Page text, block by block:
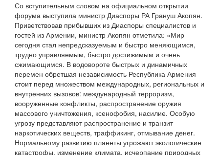
Со вступительным словом на официальном открытии
форума выступила министр Диаспоры РА Грануш Акопян.
Приветствовав прибывших из Диаспоры специалистов и
гостей из Армении, министр Акопян отметила: «Мир
сегодня стал непредсказуемым и быстро меняющимся,
трудно управляемым, быстро достижимым и очень
сжимающимся. В водовороте быстрых и динамичных
перемен обретшая независимость Республика Армения
стоит перед множеством международных, региональных и
внутренних вызовов: международный терроризм,
вооруженные конфликты, распространение оружия
массового уничтожения, ксенофобия, насилие. Особую
угрозу представляют распространение и транзит
наркотических веществ, траффикинг, отмывание денег.
Нормальному развитию планеты угрожают экологические
катастрофы, изменение климата, исчерпание природных